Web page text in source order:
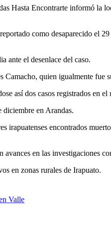
Hasta Encontrarte informó la
como desaparecido el
ante el desenlace del caso.
quien igualmente fue
así dos casos registrados en
en Arandas.
encontrados
en las investigaciones
en zonas rurales de Irapuato.
Valle